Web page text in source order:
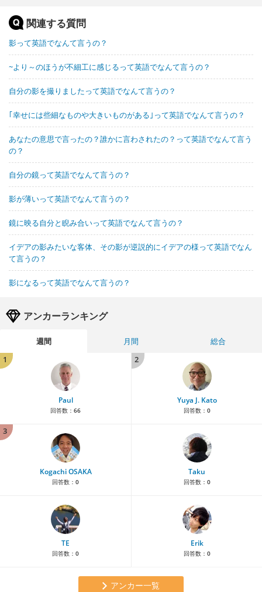
関連する質問
影って英語でなんて言うの？
~より～のほうが不細工に感じるって英語でなんて言うの？
自分の影を撮りましたって英語でなんて言うの？
｢幸せには些細なものや大きいものがある｣って英語でなんて言うの？
あなたの意思で言ったの？誰かに言わされたの？って英語でなんて言う
の？
自分の鏡って英語でなんて言うの？
影が薄いって英語でなんて言うの？
鏡に映る自分と睨み合いって英語でなんて言うの？
イデアの影みたいな客体、その影が逆説的にイデアの様って英語でなん
て言うの？
影になるって英語でなんて言うの？
アンカーランキング
週間 月間
総合
1
Paul
回答数： 66
2
Yuya J. Kato
回答数： 0
3
Kogachi OSAKA
回答数： 0
Taku
回答数： 0
TE
回答数： 0
Erik
回答数： 0
アンカー一覧